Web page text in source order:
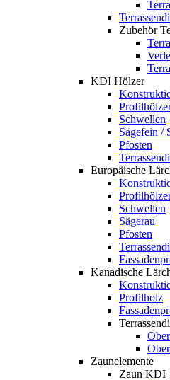
Zubehör
KDI Hölzer
Schwellen
Sägefein /
Pfosten
Europäische
Schwellen
Sägerau
Pfosten
Kanadische
Profilholz
Zaunelemente
Zaun KDI